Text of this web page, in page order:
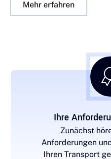
Mehr erfahren
Ihre
Zunächst
Anforderungen
Ihren Transport